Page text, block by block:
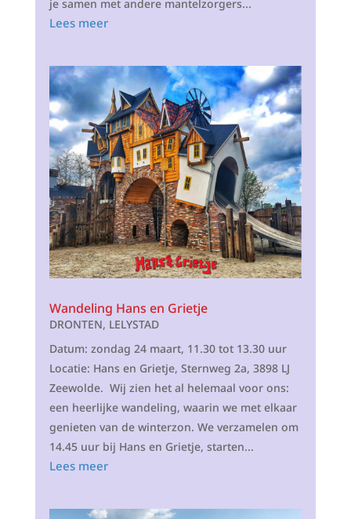
je samen met andere mantelzorgers...
Lees meer
Wandeling Hans en Grietje
DRONTEN, LELYSTAD
Datum: zondag 24 maart, 11.30 tot 13.30 uur
Locatie: Hans en Grietje, Sternweg 2a, 3898 LJ
Zeewolde. Wij zien het al helemaal voor ons:
een heerlijke wandeling, waarin we met elkaar
genieten van de winterzon. We verzamelen om
14.45 uur bij Hans en Grietje, starten...
Lees meer